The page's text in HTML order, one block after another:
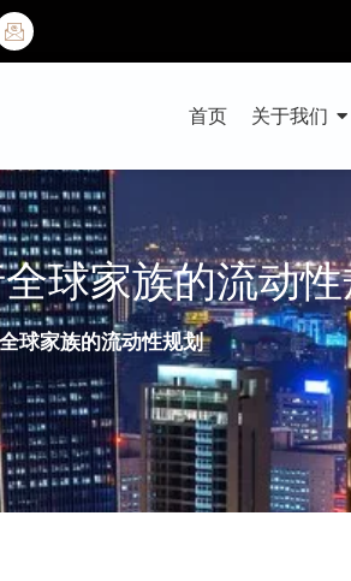
首页 关于我们
球家族的流动
球家族的流动性规划